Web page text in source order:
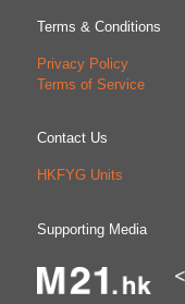
Terms & Conditions
Privacy Policy
Terms of Service
Contact Us
HKFYG Units
Supporting Media